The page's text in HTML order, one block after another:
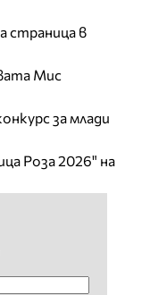
страница в
Мис
за млади
Роза 2026" на